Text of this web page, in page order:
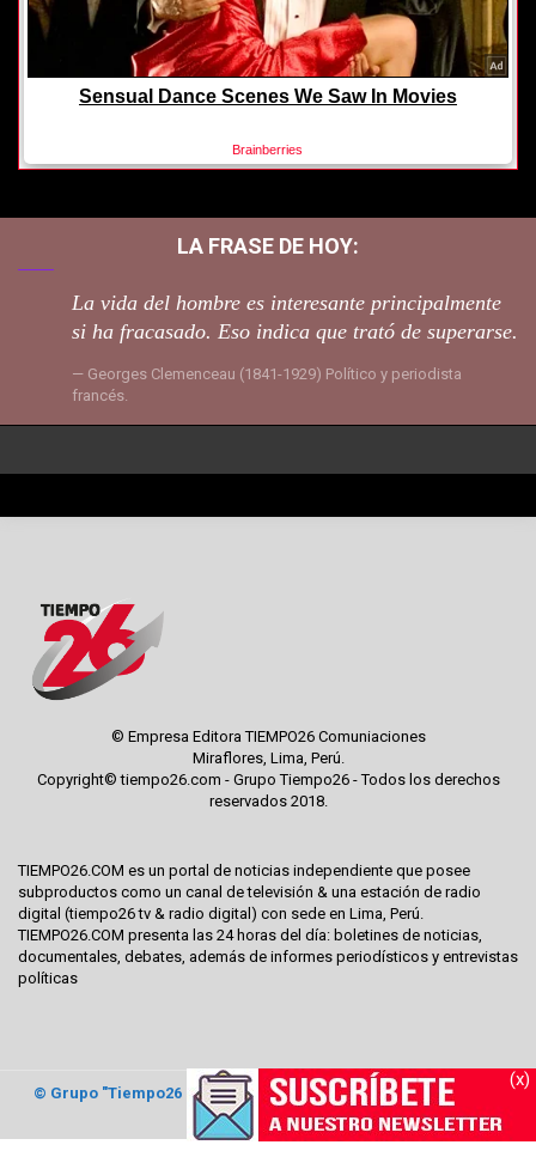
LA FRASE DE HOY:
La vida del hombre es interesante principalmente
si ha fracasado. Eso indica que trató de superarse.
Georges Clemenceau (1841-1929) Político y periodista
francés.
(x)
© Empresa Editora TIEMPO26 Comuniaciones
Miraflores, Lima, Perú.
Copyright© tiempo26.com - Grupo Tiempo26 - Todos los derechos
reservados 2018.
TIEMPO26.COM es un portal de noticias independiente que posee
subproductos como un canal de televisión & una estación de radio
digital (tiempo26 tv & radio digital) con sede en Lima, Perú.
TIEMPO26.COM presenta las 24 horas del día: boletines de noticias,
documentales, debates, además de informes periodísticos y entrevistas
políticas
© Grupo "Tiempo26 Comunicaciones"2017. Todos los derechos
reservados.